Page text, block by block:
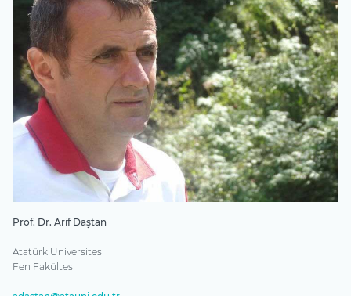
Prof. Dr. Arif Daştan
Atatürk Üniversitesi
Fen Fakültesi